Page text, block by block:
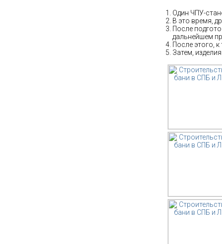
Один ЧПУ-
В это время,
После
дальнейшем
После этого,
Затем,